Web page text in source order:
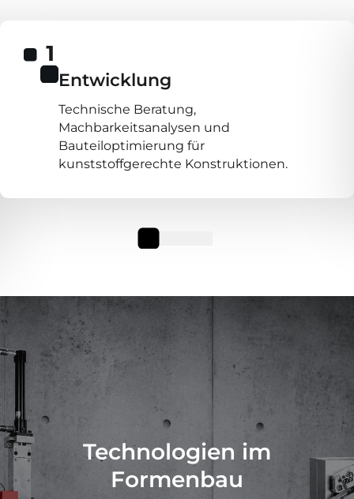
Entwicklung
Technische Beratung,
Machbarkeitsanalysen und
Bauteiloptimierung für
kunststoffgerechte Konstruktionen.
Technologien im
Formenbau